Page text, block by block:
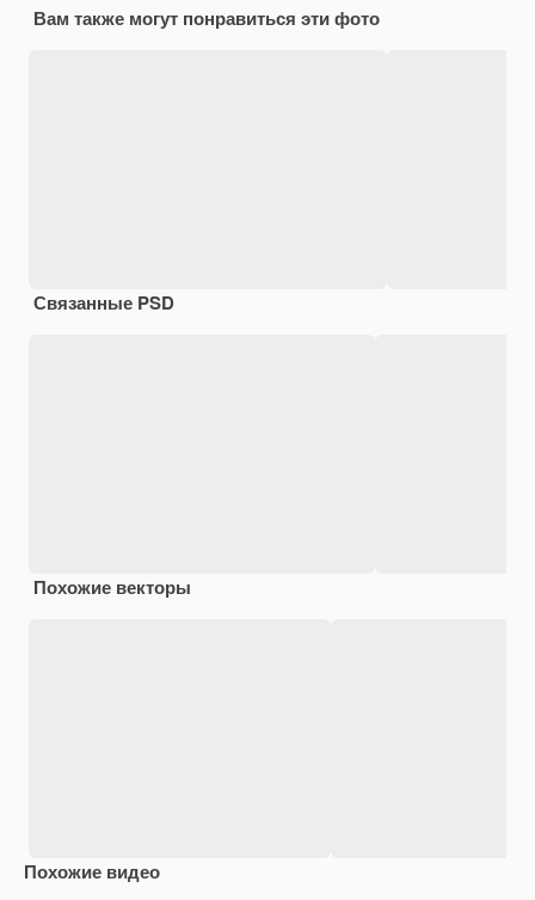
Вам также могут понравиться эти фото
Связанные PSD
Похожие векторы
Похожие видео